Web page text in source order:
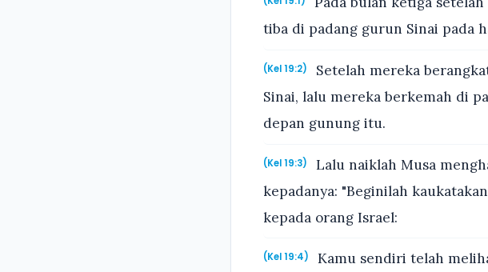
tiba di padang gurun Sinai pada
(Kel 19:2)
Setelah mereka
Sinai, lalu mereka berkemah di
depan gunung itu.
(Kel 19:3)
Lalu naiklah Musa
kepadanya: "Beginilah
kepada orang Israel:
(Kel 19:4)
Kamu sendiri telah